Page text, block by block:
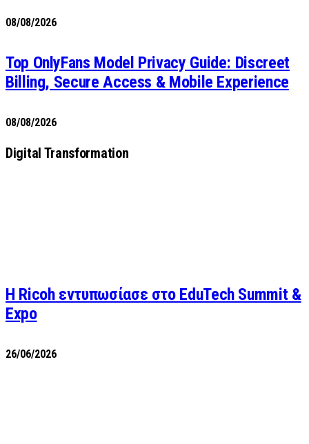
08/08/2026
Top OnlyFans Model Privacy Guide: Discreet
Billing, Secure Access & Mobile Experience
08/08/2026
Digital Transformation
Η Ricoh εντυπωσίασε στο EduTech Summit &
Expo
26/06/2026